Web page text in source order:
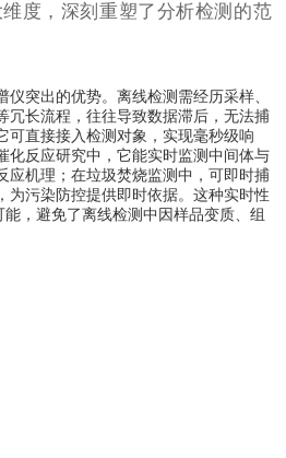
度，深刻重塑了分析检测的范
突出的优势。离线检测需经历采样、
冗长流程，往往导致数据滞后，无法捕
可直接接入检测对象，实现毫秒级响
化反应研究中，它能实时监测中间体与
应机理；在垃圾焚烧监测中，可即时捕
为污染防控提供即时依据。这种实时性
能，避免了离线检测中因样品变质、组